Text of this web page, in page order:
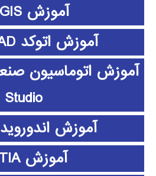
آموزش ArcGIS
آموزش اتوکد AUTOCAD
Studio
آموزش اندوروید android
آموزش CATIA